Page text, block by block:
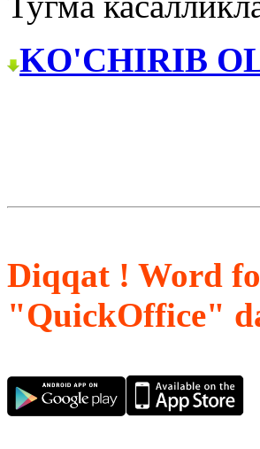
KO'CHIRIB
Diqqat ! Word
"QuickOffice"